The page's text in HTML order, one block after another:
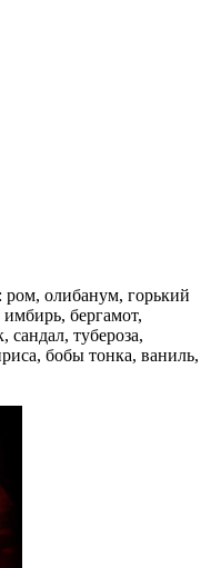
ром, олибанум, горький
бергамот,
сандал, тубероза,
бобы тонка, ваниль,